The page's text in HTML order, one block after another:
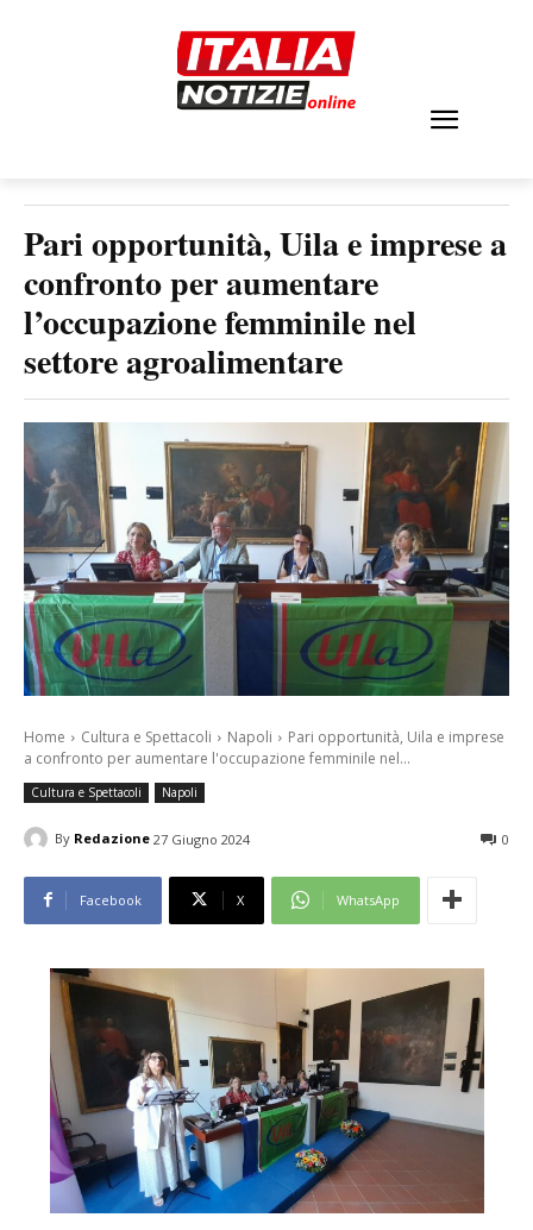
Pari opportunità, Uila e imprese a
confronto per aumentare
l’occupazione femminile nel
settore agroalimentare
Home Cultura e Spettacoli Napoli
Pari opportunità, Uila e imprese
a confronto per aumentare l'occupazione femminile nel...
Cultura e Spettacoli Napoli
By Redazione 27 Giugno 2024 0
Facebook X WhatsApp